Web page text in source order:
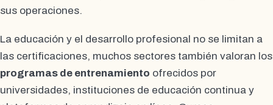
sus operaciones.
La educación y el desarrollo profesional no se limitan a
las certificaciones, muchos sectores también valoran los
programas de entrenamiento ofrecidos por
universidades, instituciones de educación continua y